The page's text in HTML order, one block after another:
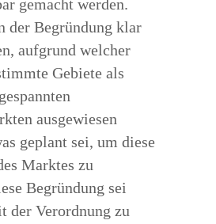
gemacht werden.
der Begründung klar
aufgrund welcher
Gebiete als
ausgewiesen
geplant sei, um diese
Marktes zu
Begründung sei
der Verordnung zu